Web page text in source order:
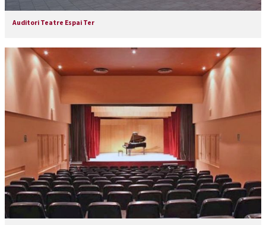
Auditori Teatre Espai Ter